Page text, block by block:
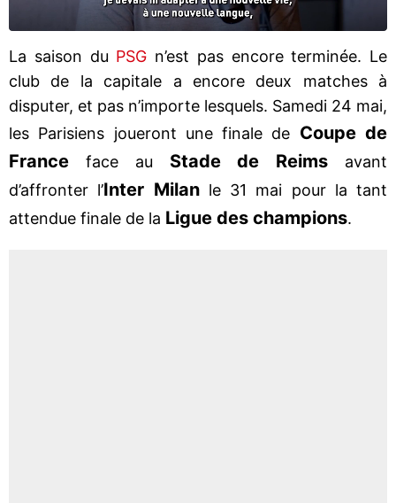
La saison du PSG n’est pas encore terminée. Le
club de la capitale a encore deux matches à
disputer, et pas n’importe lesquels. Samedi 24 mai,
les Parisiens joueront une finale de Coupe de
France face au Stade de Reims avant
d’affronter l’Inter Milanle 31 mai pour la tant
attendue finale de la Ligue des champions.